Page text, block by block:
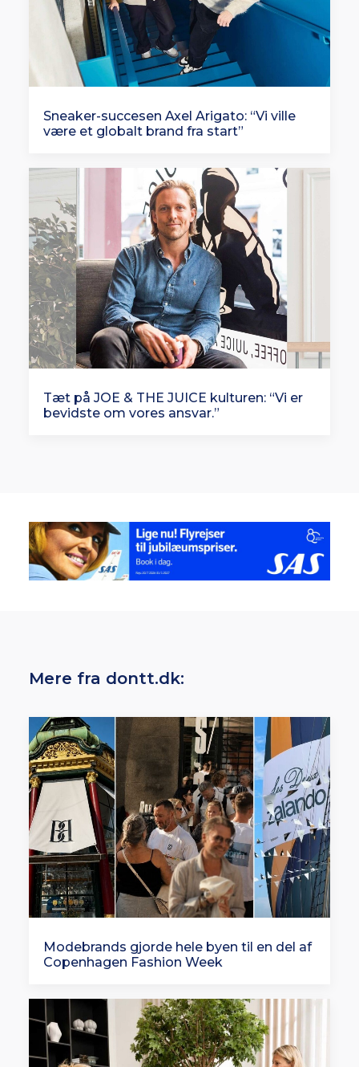
Sneaker-succesen Axel Arigato: “Vi ville
være et globalt brand fra start”
Tæt på JOE & THE JUICE kulturen: “Vi er
bevidste om vores ansvar.”
Mere fra dontt.dk:
Modebrands gjorde hele byen til en del af
Copenhagen Fashion Week